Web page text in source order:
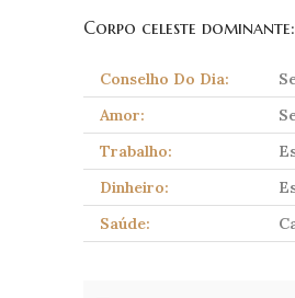
Corpo celeste dominante:
Conselho Do Dia:
Amor:
Trabalho:
Dinheiro:
Saúde: